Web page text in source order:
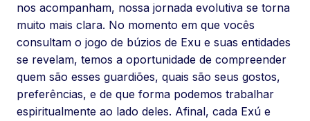
nos acompanham, nossa jornada evolutiva se torna
muito mais clara. No momento em que vocês
consultam o jogo de búzios de Exu e suas entidades
se revelam, temos a oportunidade de compreender
quem são esses guardiões, quais são seus gostos,
preferências, e de que forma podemos trabalhar
espiritualmente ao lado deles. Afinal, cada Exú e